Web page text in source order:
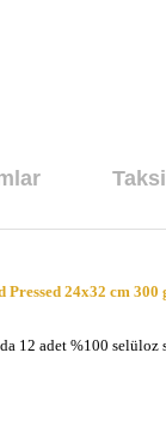
24x32 cm 300
12 adet %100